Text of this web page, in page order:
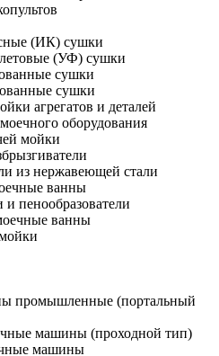
(ИК) сушки
(УФ) сушки
сушки
сушки
агрегатов и деталей
оборудования
мойки
из нержавеющей стали
ванны
и пенообразователи
ванны
промышленные (портальный
машины (проходной тип)
машины